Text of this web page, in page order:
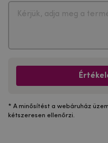
* A minősítést a webáruház
kétszeresen ellenőrzi.